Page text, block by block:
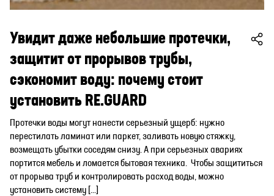
Увидит даже небольшие протечки,
защитит от прорывов трубы,
сэкономит воду: почему стоит
установить RE.GUARD
Протечки воды могут нанести серьезный ущерб: нужно
перестилать ламинат или паркет, заливать новую стяжку,
возмещать убытки соседям снизу. А при серьезных авариях
портится мебель и ломается бытовая техника. Чтобы защититься
от прорыва труб и контролировать расход воды, можно
установить систему […]